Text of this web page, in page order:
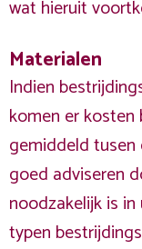
wat hieruit
Materialen
Indien
komen er kosten
gemiddeld
goed adviseren
noodzakelijk is
typen